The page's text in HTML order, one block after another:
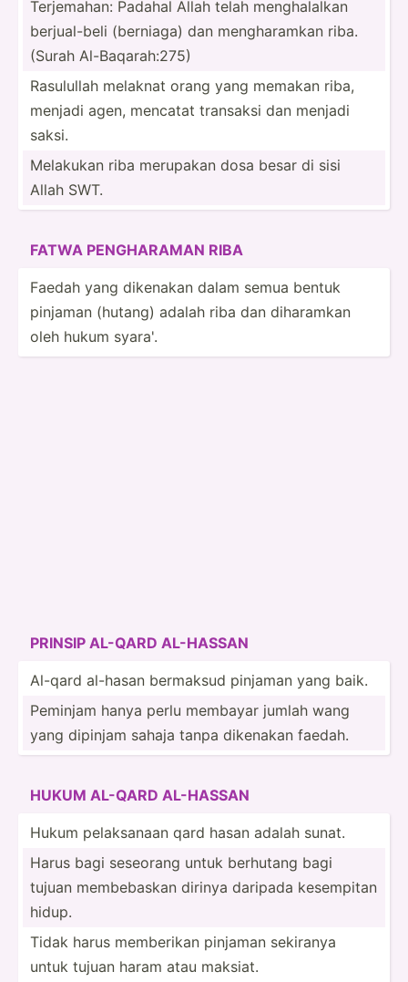
Terjem­­ahan: Padahal Allah telah mengha­­lalkan
berjua­­l-beli (berniaga) dan mengha­­ramkan riba.
(Surah Al-Baq­­ar­a­h­:275)
Rasulullah melaknat orang yang memakan riba,
menjadi agen, mencatat transaksi dan menjadi
saksi.
Melakukan riba merupakan dosa besar di sisi
Allah SWT.
FATWA PENGHA­RAMAN RIBA
Faedah yang dikenakan dalam semua bentuk
pinjaman (hutang) adalah riba dan diharamkan
oleh hukum syara'.
PRINSIP AL-QARD AL-HASSAN
Al-qard al-hasan bermaksud pinjaman yang baik.
Peminjam hanya perlu membayar jumlah wang
yang dipinjam sahaja tanpa dikenakan faedah.
HUKUM AL-QARD AL-HASSAN
Hukum pelaks­­anaan qard hasan adalah sunat.
Harus bagi seseorang untuk berhutang bagi
tujuan membeb­­askan dirinya daripada kesempitan
hidup.
Tidak harus memberikan pinjaman sekiranya
untuk tujuan haram atau maksiat.